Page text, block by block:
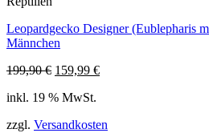
Leopardgecko Designer (Eublepharis
Männchen
199,90€ Ursprünglicher
war:
159,99 €Aktueller
inkl. 19 % MwSt.
zzgl. Versandkosten